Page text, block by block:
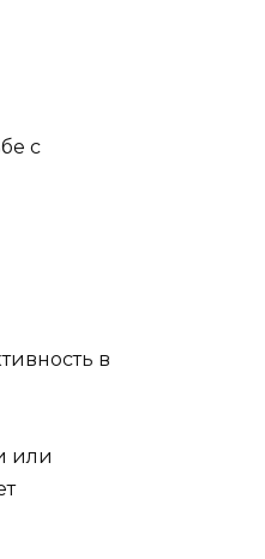
с
в
или